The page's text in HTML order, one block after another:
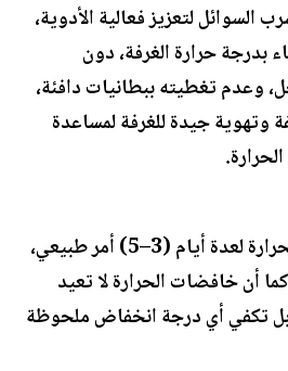
لتعزيز فعالية الأدوية،
حرارة الغرفة، دون
وعدم تغطيته ببطانيات دافئة،
وتهوية جيدة للغرفة لمساعدة
واختتمت بأن استمرار الحرارة لعدة أيام (3–5) أمر طبيعي،
أن خافضات الحرارة لا تعيد
فورًا إلى 36.6، بل تكفي أي درجة انخفاض ملحوظة